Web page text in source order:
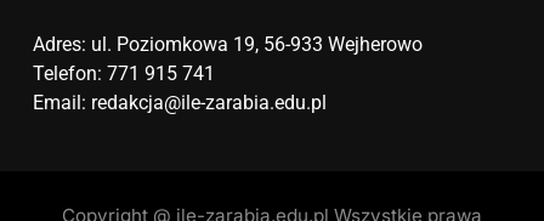
Adres: ul. Poziomkowa 19, 56-933 Wejherowo
Telefon: 771 915 741
Email: redakcja@ile-zarabia.edu.pl
Copyright @ ile-zarabia.edu.pl Wszystkie prawa